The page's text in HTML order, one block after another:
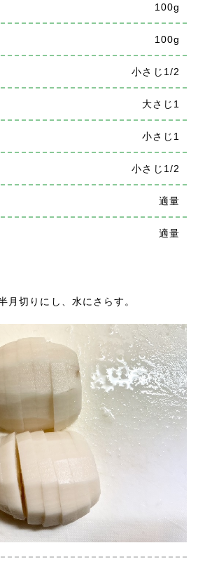
100g
100g
小さじ1/2
大さじ1
小さじ1
小さじ1/2
適量
適量
月切りにし、水にさらす。